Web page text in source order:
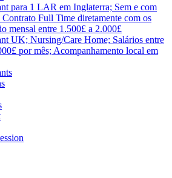
para 1 LAR em Inglaterra; Sem e com
Contrato Full Time diretamente com os
mensal entre 1.500£ a 2.000£
UK; Nursing/Care Home; Salários entre
por mês; Acompanhamento local em